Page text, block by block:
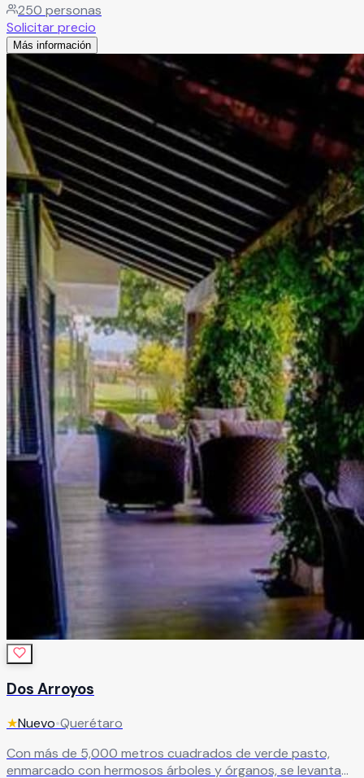
de ensueño. Encontrarán no solo un espacio romántico y
de buen gusto, si no, un lugar ideal para eventos
especiales, ya que cuenta con vista panorámica a la
ciudad y un excelente servicio que lograrán que su evento
sea todo un éxito, mientras ustedes lo disfrutan en
compañía de familiares y amigos.Leer más
250 personas
Solicitar precio
Más información
Dos Arroyos
★Nuevo•Querétaro
Con más de 5,000 metros cuadrados de verde pasto,
enmarcado con hermosos árboles y órganos, se levanta